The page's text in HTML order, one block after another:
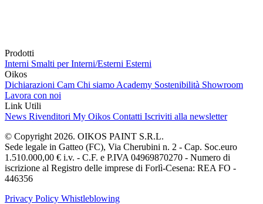
Prodotti
Interni Smalti per Interni/Esterni Esterni
Oikos
Dichiarazioni Cam Chi siamo Academy Sostenibilità Showroom
Lavora con noi
Link Utili
News Rivenditori My Oikos Contatti Iscriviti alla newsletter
© Copyright 2026. OIKOS PAINT S.R.L.
Sede legale in Gatteo (FC), Via Cherubini n. 2 - Cap. Soc.euro
1.510.000,00 € i.v. - C.F. e P.IVA 04969870270 - Numero di
iscrizione al Registro delle imprese di Forlì-Cesena: REA FO -
446356
Privacy Policy Whistleblowing